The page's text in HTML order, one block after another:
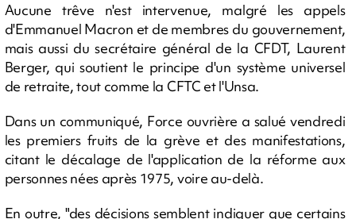
Aucune trêve n'est intervenue, malgré les appels
d'Emmanuel Macron et de membres du gouvernement,
mais aussi du secrétaire général de la CFDT, Laurent
Berger, qui soutient le principe d'un système universel
de retraite, tout comme la CFTC et l'Unsa.
Dans un communiqué, Force ouvrière a salué vendredi
les premiers fruits de la grève et des manifestations,
citant le décalage de l'application de la réforme aux
personnes nées après 1975, voire au-delà.
En outre, "des décisions semblent indiquer que certains